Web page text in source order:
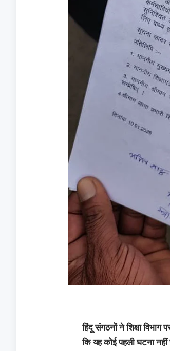
हिंदू संगठनों ने शिक्षा विभाग
कि यह कोई पहली घटना